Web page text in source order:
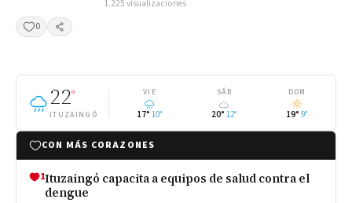
1.225 visualizaciones
0
Compartir
22°
ITUZAINGÓ
VIE
17° 10°
SÁB
20° 12°
DOM
19° 9°
CON MÁS CORAZONES
1Ituzaingó capacita a equipos de salud contra el
dengue